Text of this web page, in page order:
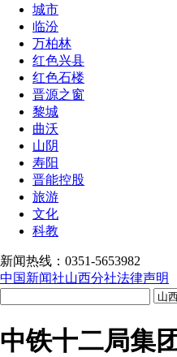
城市
临汾
万柏林
红色兴县
红色石楼
晋源之窗
黎城
曲沃
山阴
寿阳
晋能控股
旅游
文化
科教
新闻热线：0351-5653982
中国新闻社山西分社法律声明
中铁十二局集